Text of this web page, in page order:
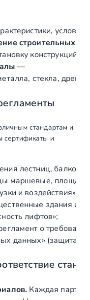
строительных и
конструкций
—
стекла,
стандартам и
сертификаты и
лестниц,
маршевые,
и воздействия»
здания и
лифтов»;
о
данных» (защита
Каждая партия